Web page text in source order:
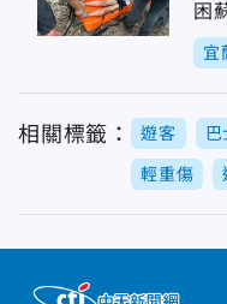
困
人
宜
相關標籤： 遊客 巴
輕重傷